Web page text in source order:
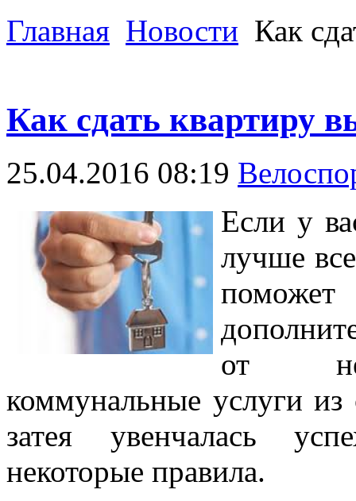
Главная Новости Как
Как сдать квартиру
25.04.2016 08:19
Если у
лучше
от
коммунальные услуги из
затея увенчалась
некоторые правила.